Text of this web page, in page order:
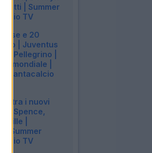
| Summer
TV
e 20
| Juventus
e Pellegrino |
|
| Fantacalcio
tra i nuovi
Spence,
|
| Summer
TV